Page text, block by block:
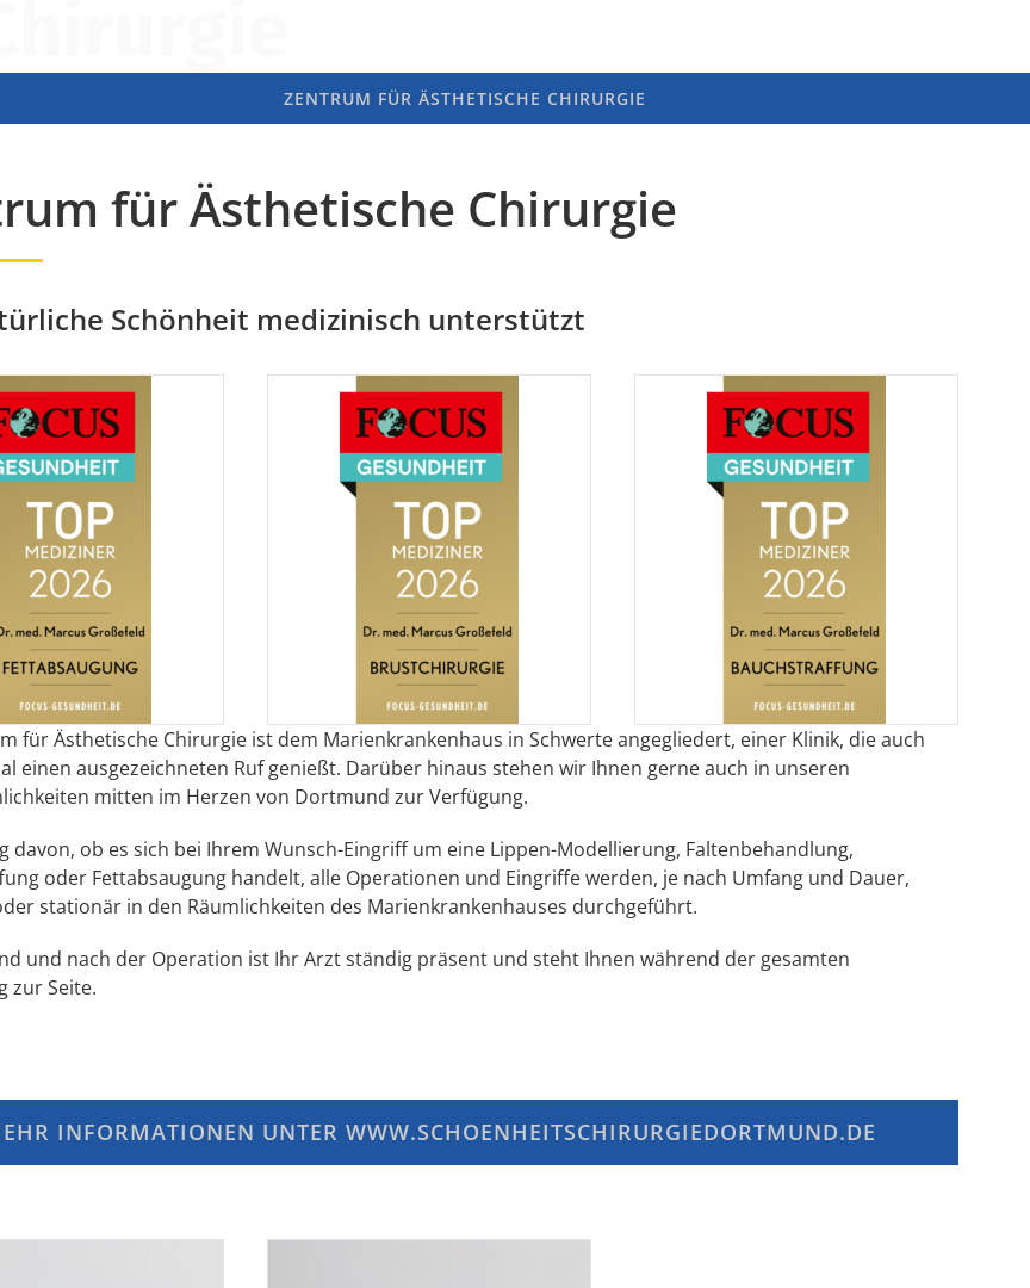
ZENTRUM FÜR ÄSTHETISCHE CHIRURGIE
für Ästhetische Chirurgie
Schönheit medizinisch unterstützt
für Ästhetische Chirurgie ist dem Marienkrankenhaus in Schwerte angegliedert, einer Klinik, die auch
einen ausgezeichneten Ruf genießt. Darüber hinaus stehen wir Ihnen gerne auch in unseren
mitten im Herzen von Dortmund zur Verfügung.
davon, ob es sich bei Ihrem Wunsch-Eingriff um eine Lippen-Modellierung, Faltenbehandlung,
oder Fettabsaugung handelt, alle Operationen und Eingriffe werden, je nach Umfang und Dauer,
stationär in den Räumlichkeiten des Marienkrankenhauses durchgeführt.
und nach der Operation ist Ihr Arzt ständig präsent und steht Ihnen während der gesamten
zur Seite.
INFORMATIONEN UNTER WWW.SCHOENHEITSCHIRURGIEDORTMUND.DE